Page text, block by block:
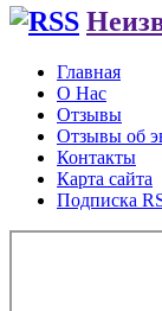
Главная
О Нас
Отзывы
Отзывы об
Контакты
Карта сайта
Подписка